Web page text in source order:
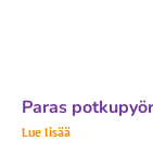
Paras
Lue lisää